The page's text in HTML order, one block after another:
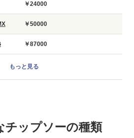
￥24000
￥50000
￥87000
もっと見る
チップソーの種類